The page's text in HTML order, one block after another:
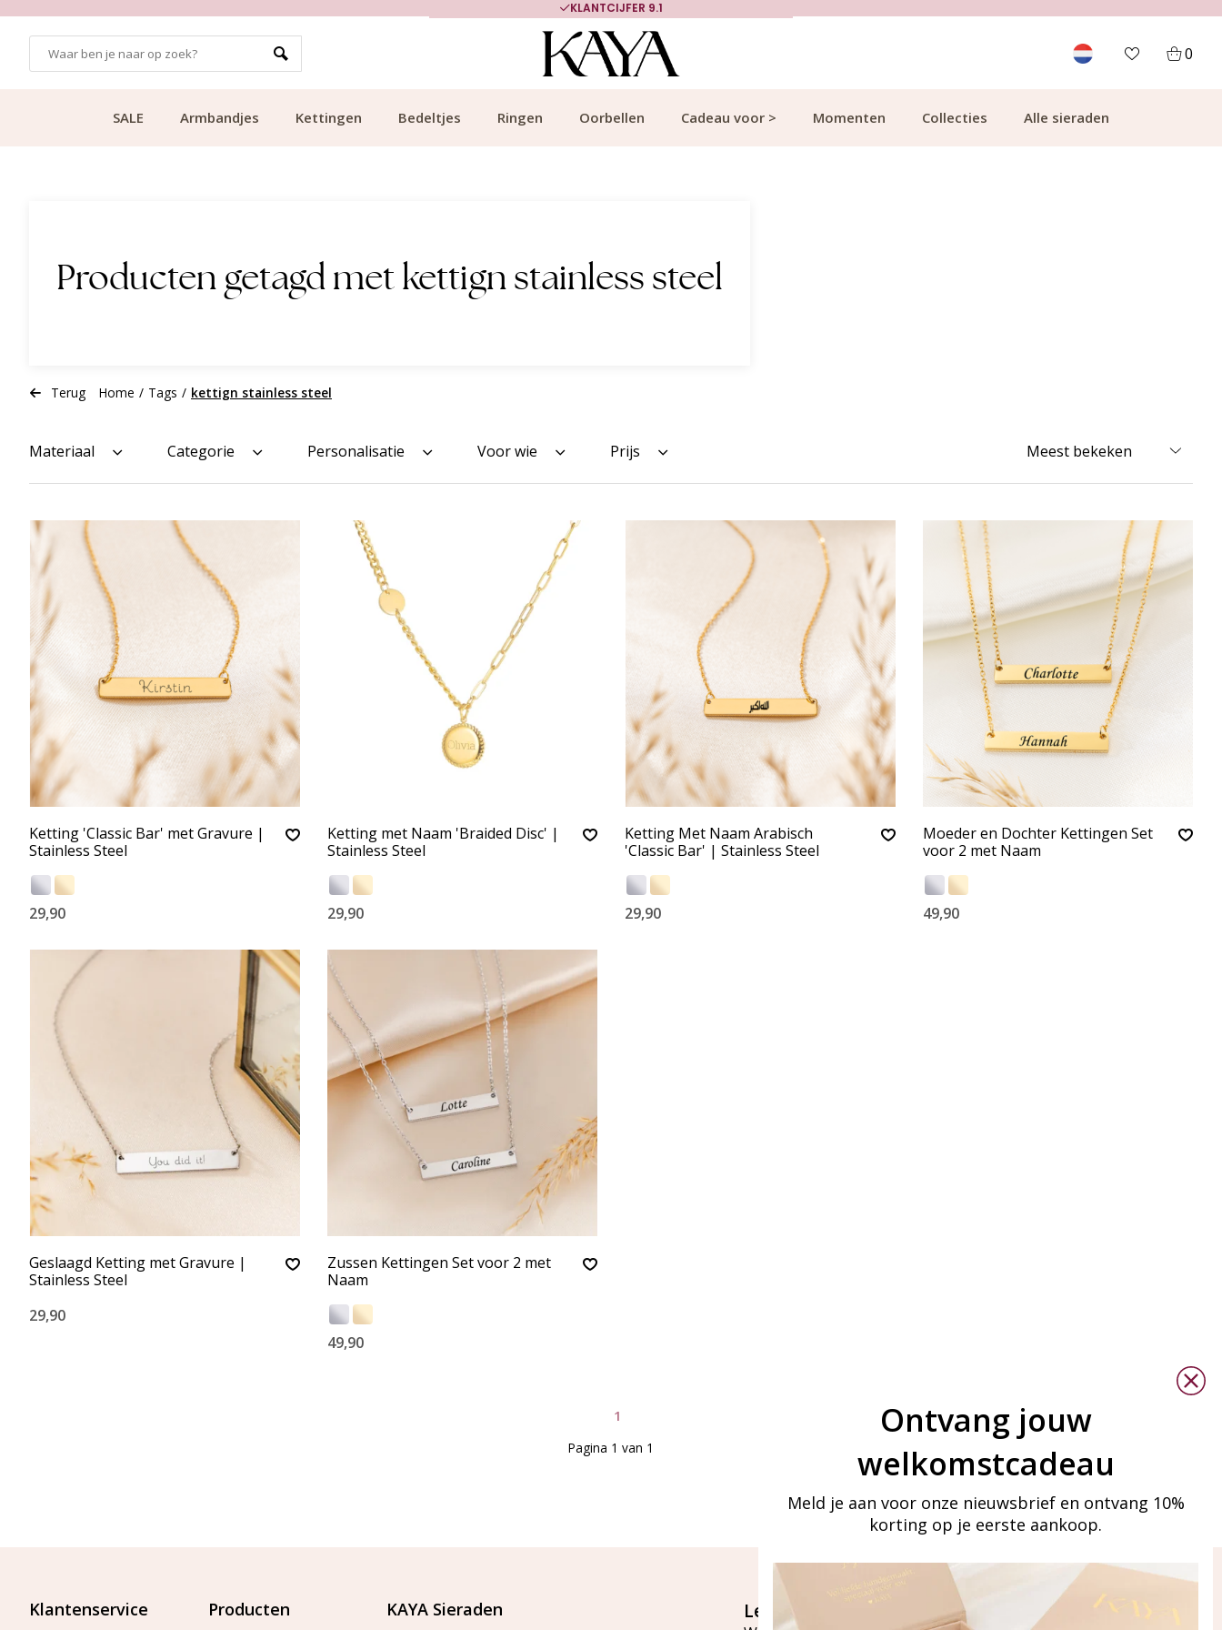
KLANTCIJFER 9.1
0
SALE Armbandjes Kettingen Bedeltjes Ringen Oorbellen Cadeau voor > Momenten Collecties Alle sieraden
Producten getagd met kettign stainless steel
Terug Home / Tags / kettign stainless steel
Materiaal Categorie Personalisatie Voor wie Prijs
Ketting 'Classic Bar' met Gravure |
Stainless Steel
29,90
Ketting met Naam 'Braided Disc' |
Stainless Steel
29,90
Ketting Met Naam Arabisch
'Classic Bar' | Stainless Steel
29,90
Moeder en Dochter Kettingen Set
voor 2 met Naam
49,90
Geslaagd Ketting met Gravure |
Stainless Steel
29,90
Zussen Kettingen Set voor 2 met
Naam
49,90
1
Pagina 1 van 1
Klantenservice Producten KAYA Sieraden Let's stay in touch
Ontvang jouw
welkomstcadeau
Meld je aan voor onze nieuwsbrief en ontvang 10%
korting op je eerste aankoop.